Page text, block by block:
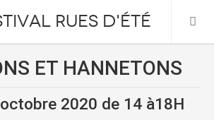
ET HANNETONS
2020 de 14 à18H